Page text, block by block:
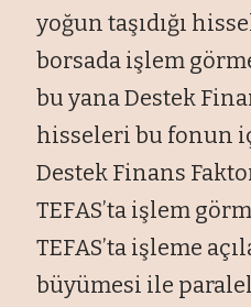
yoğun taşıdığı
borsada işlem
bu yana Destek
hisseleri bu fonun
Destek Finans
TEFAS’ta işlem
TEFAS’ta işleme
büyümesi ile